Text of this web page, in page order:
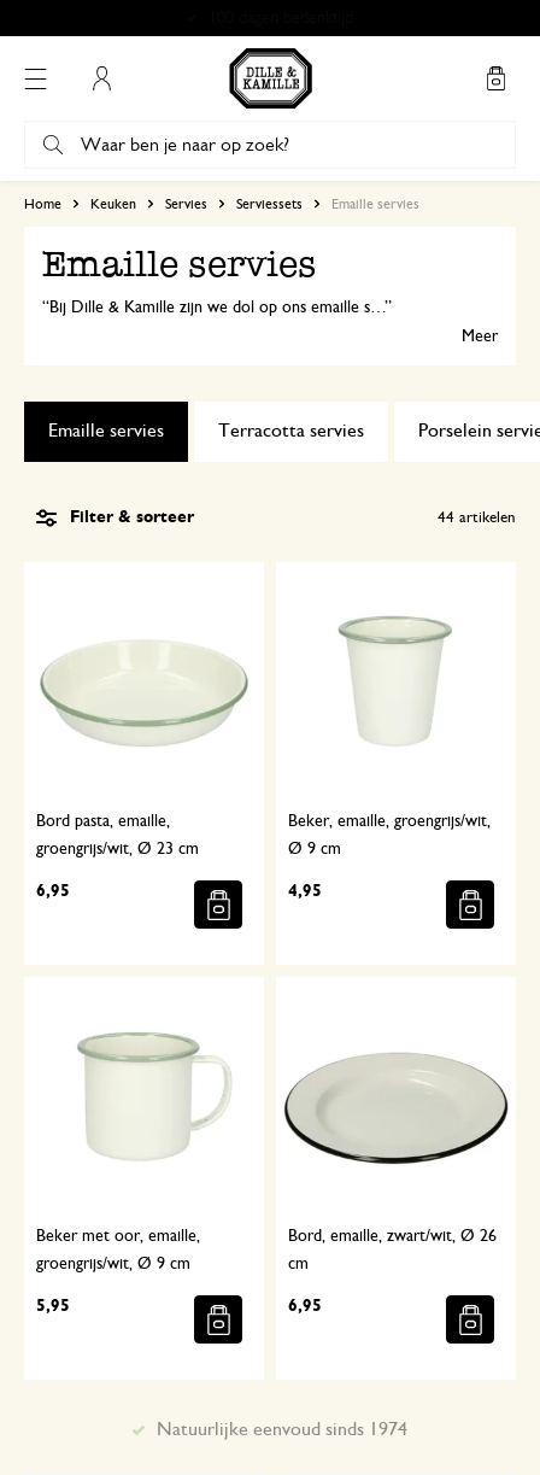
Home Keuken Servies Serviessets Emaille servies
Emaille servies
Bij Dille & Kamille zijn we dol op ons emaille servies! Het is sterk, krasbestendig en ziet er tijdloos uit. Lekker licht om mee te nemen en dus ook handig voor op de camping of een picknick.
Meer
Emaille servies Terracotta servies Porselein
Filter & sorteer 44 artikelen
Bord pasta, emaille,
groengrijs/wit, Ø 23 cm
6,95
Beker, emaille, groengrijs/wit,
Ø 9 cm
4,95
Beker met oor, emaille,
groengrijs/wit, Ø 9 cm
5,95
Bord, emaille, zwart/wit, Ø 26
cm
6,95
Met aandacht geselecteerd